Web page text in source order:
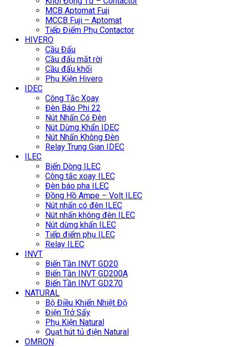
MCB Aptomat Fuji
MCCB Fuji – Aptomat
Tiếp Điểm Phụ Contactor
HIVERO
Cầu Đấu
Cầu đấu mắt rời
Cầu đấu khối
Phụ Kiện Hivero
IDEC
Công Tắc Xoay
Đèn Báo Phi 22
Nút Nhấn Có Đèn
Nút Dừng Khẩn IDEC
Nút Nhấn Không Đèn
Relay Trung Gian IDEC
ILEC
Biến Dòng ILEC
Công tắc xoay ILEC
Đèn báo pha ILEC
Đồng Hồ Ampe – Volt ILEC
Nút nhấn có đèn ILEC
Nút nhấn không đèn ILEC
Nút dừng khẩn ILEC
Tiếp điểm phụ ILEC
Relay ILEC
INVT
Biến Tần INVT GD20
Biến Tần INVT GD200A
Biến Tần INVT GD270
NATURAL
Bộ Điều Khiển Nhiệt Độ
Điện Trở Sấy
Phụ Kiện Natural
Quạt hút tủ điện Natural
OMRON